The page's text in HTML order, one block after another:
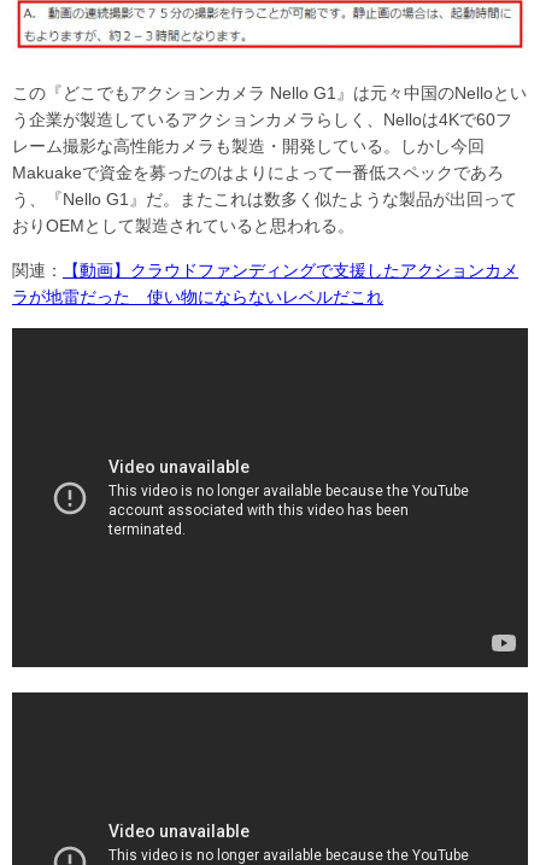
この『どこでもアクションカメラ Nello G1』は元々中国のNelloとい
う企業が製造しているアクションカメラらしく、Nelloは4Kで60フ
レーム撮影な高性能カメラも製造・開発している。しかし今回
Makuakeで資金を募ったのはよりによって一番低スペックであろ
う、『Nello G1』だ。またこれは数多く似たような製品が出回って
おりOEMとして製造されていると思われる。
関連：
【動画】クラウドファンディングで支援したアクションカメ
ラが地雷だった 使い物にならないレベルだこれ